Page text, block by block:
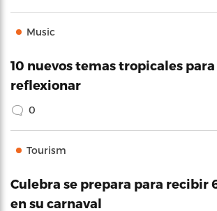
Music
10 nuevos temas tropicales
reflexionar
0
Tourism
Culebra se prepara para recibir
en su carnaval